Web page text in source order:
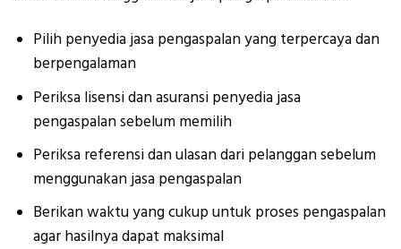
Pilih penyedia jasa pengaspalan yang terpercaya dan
berpengalaman
Periksa lisensi dan asuransi penyedia jasa
pengaspalan sebelum memilih
Periksa referensi dan ulasan dari pelanggan sebelum
menggunakan jasa pengaspalan
Berikan waktu yang cukup untuk proses pengaspalan
agar hasilnya dapat maksimal